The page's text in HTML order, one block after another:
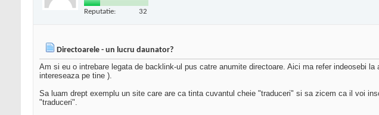
Reputatie: 32
Directoarele - un lucru daunator?
Am si eu o intrebare legata de backlink-ul pus catre anumite directoare. Aici ma refer indeosebi
intereseaza pe tine ).
Sa luam drept exemplu un site care are ca tinta cuvantul cheie "traduceri" si sa zicem ca il voi
"traduceri".